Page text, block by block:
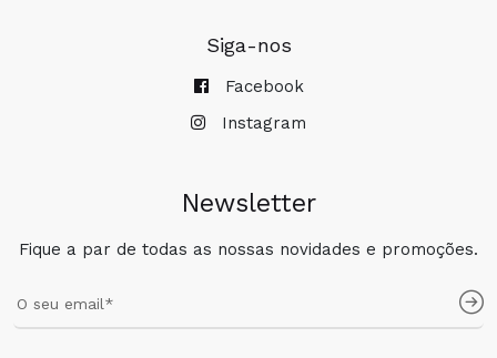
Siga-nos
Facebook
Instagram
Newsletter
Fique a par de todas as nossas novidades e promoções.